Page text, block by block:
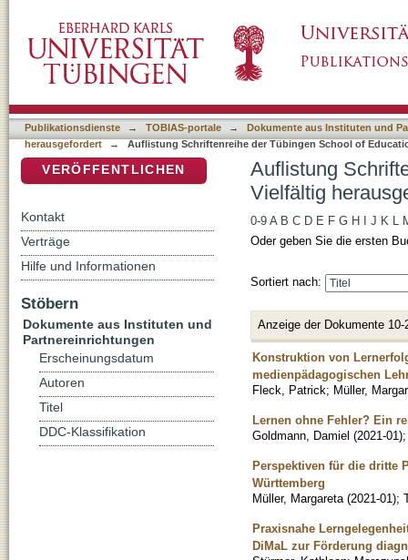
nach Titel
Publikationsdienste → TOBIAS-portale →
Dokumente aus Instituten und
herausgefordert
→ Auflistung Schriftenreihe der Tübingen School of
Auflistung
Vielfältig
0-9 A B C D E F G H J K L
Oder geben Sie die ersten
Sortiert nach:
Anzeige der Dokumente 10-
Konstruktion von
medienpädagogischen
Fleck, Patrick; Müller,
Lernen ohne Fehler? Ein
Goldmann, Damiel (2021-01)
Perspektiven für die dritte
Württemberg
Müller, Margareta (2021-01);
Praxisnahe
DiMaL zur Förderung
VERÖFFENTLICHEN
Kontakt
Verträge
Hilfe und Informationen
Stöbern
Dokumente aus Instituten und
Partnereinrichtungen
Erscheinungsdatum
Autoren
Titel
DDC-Klassifikation